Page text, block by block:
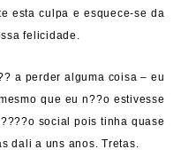
esta culpa e esquece-se da
felicidade.
a perder alguma coisa – eu
que eu n??o estivesse
social pois tinha quase
dali a uns anos. Tretas.